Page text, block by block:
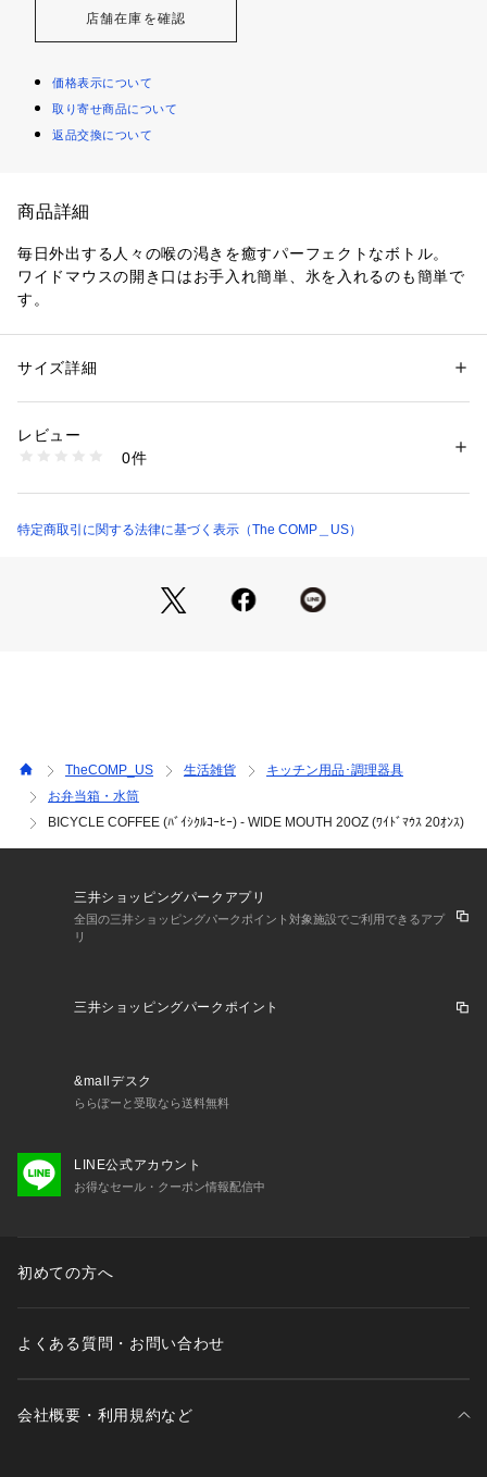
店舗在庫を確認
価格表示について
取り寄せ商品について
返品交換について
商品詳細
毎日外出する人々の喉の渇きを癒すパーフェクトなボトル。
ワイドマウスの開き口はお手入れ簡単、氷を入れるのも簡単で
す。
は、
容量：20oz / 591ml
サイズ：高さ 約26.8cm・直径 約7cm
・Temp Deflectorテクノロジーによって、温度が外に逃げるの
性別：レディース
商品番号：
BCWM11 （ショップ）
サイズ詳細
レビュー
0件
特定商取引に関する法律に基づく表示（The COMP＿US）
TheCOMP_US 生活雑貨
キッチン用品･調理器具
お弁当箱・水筒
BICYCLE COFFEE (ﾊﾞｲｼｸﾙｺｰﾋｰ) - WIDE MOUTH 20OZ (ﾜｲﾄﾞﾏｳｽ 20ｵﾝｽ)
三井ショッピングパークアプリ
全国の三井ショッピングパークポイント対象施設でご利用できるアプ
リ
三井ショッピングパークポイント
&mallデスク
ららぽーと受取なら送料無料
LINE公式アカウント
お得なセール・クーポン情報配信中
初めての方へ
よくある質問・お問い合わせ
会社概要・利用規約など